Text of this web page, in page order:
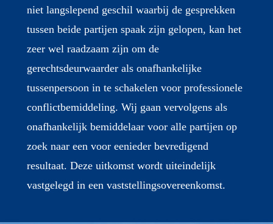
niet langslepend geschil waarbij de gesprekken
tussen beide partijen spaak zijn gelopen, kan het
zeer wel raadzaam zijn om de
gerechtsdeurwaarder als onafhankelijke
tussenpersoon in te schakelen voor professionele
conflictbemiddeling. Wij gaan vervolgens als
onafhankelijk bemiddelaar voor alle partijen op
zoek naar een voor eenieder bevredigend
resultaat. Deze uitkomst wordt uiteindelijk
vastgelegd in een vaststellingsovereenkomst.